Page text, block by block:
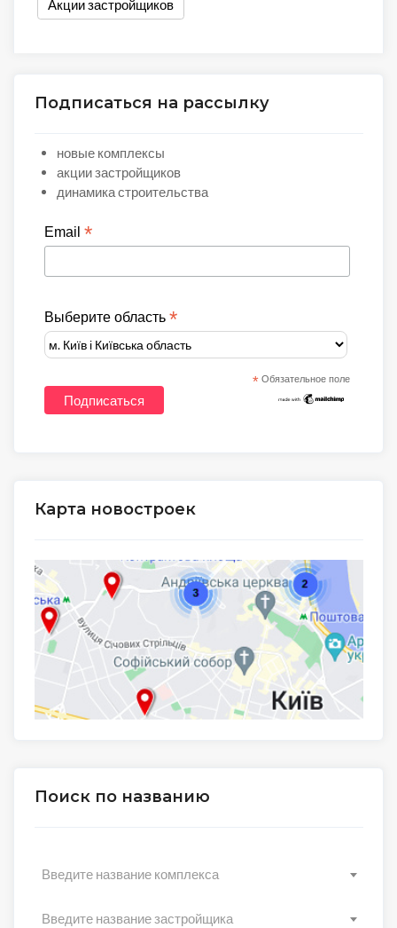
Акции застройщиков
Подписаться на рассылку
новые комплексы
акции застройщиков
динамика строительства
Email *
Выберите область *
* Обязательное поле
Карта новостроек
Поиск по названию
Введите название комплекса
Введите название застройщика